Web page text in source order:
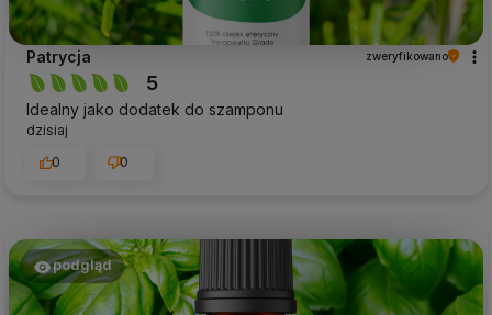
Patrycja zweryfikowano
5
Idealny jako dodatek do szamponu
dzisiaj
0
0
podgląd